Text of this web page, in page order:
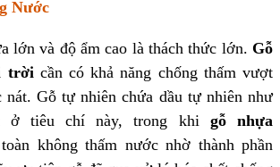
Nước
lớn và độ ẩm cao là thách thức lớn. Gỗ
trời cần có khả năng chống thấm vượt
nát. Gỗ tự nhiên chứa dầu tự nhiên như
ở tiêu chí này, trong khi gỗ nhựa
không thấm nước nhờ thành phần